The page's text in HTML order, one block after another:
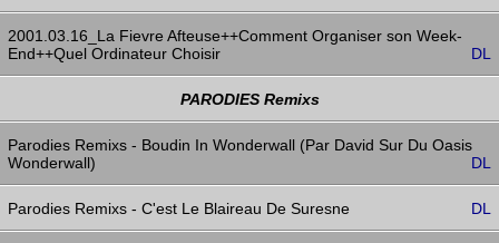
2001.03.16_La Fievre Afteuse++Comment Organiser son Week-
End++Quel Ordinateur Choisir
DL
PARODIES Remixs
Parodies Remixs - Boudin In Wonderwall (Par David Sur Du Oasis
Wonderwall)
DL
Parodies Remixs - C'est Le Blaireau De Suresne DL